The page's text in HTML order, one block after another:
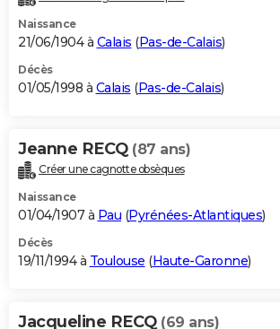
Naissance
21/06/1904 à Calais (Pas-de-Calais)
Décès
01/05/1998 à Calais (Pas-de-Calais)
Jeanne RECQ (87 ans)
Créer une cagnotte obsèques
Naissance
01/04/1907 à Pau (Pyrénées-Atlantiques)
Décès
19/11/1994 à Toulouse (Haute-Garonne)
Jacqueline RECQ (69 ans)